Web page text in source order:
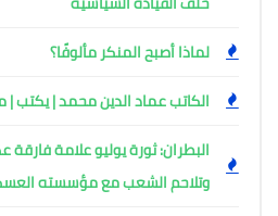
لماذا أصبح المنكر مألوفًا؟
الكاتب عماد الدين محمد | يكتب |
البطران: ثورة يوليو علامة
وتلاحم الشعب مع مؤسسته